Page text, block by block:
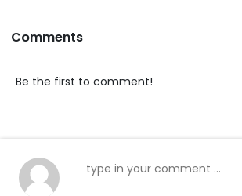
Comments
Be the first to comment!